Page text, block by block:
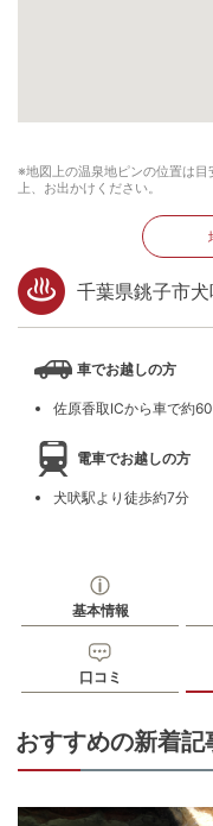
※地図上の温泉地ピンの位置は
上、お出かけください。
千葉県銚子市
車でお越しの方
佐原香取ICから車で約
電車でお越しの方
犬吠駅より徒歩約7分
基本情報
口コミ
おすすめの新着記